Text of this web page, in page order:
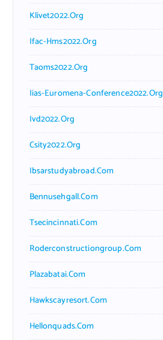
Klivet2022.org
Ifac-Hms2022.org
Taoms2022.org
Iias-Euromena-Conference2022.org
Ivd2022.org
Csity2022.org
Ibsarstudyabroad.com
Bennusehgall.com
Tsecincinnati.com
Roderconstructiongroup.com
Plazabatai.com
Hawkscayresort.com
Hellonquads.com